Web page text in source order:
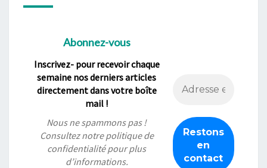
Abonnez-vous
Inscrivez- pour recevoir chaque
semaine nos derniers articles
directement dans votre boîte
mail !
Nous ne spammons pas !
Consultez notrepolitique de
confidentialitépour plus
d’informations.